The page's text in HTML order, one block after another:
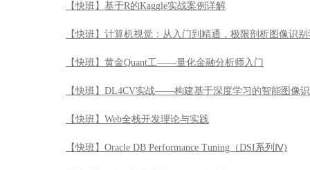
【快班】基于R的Kaggle实战案例详解
【快班】计算机视觉：从入门到精通，极限剖析图像识
【快班】黄金Quant工——量化金融分析师入门
【快班】DL4CV实战——构建基于深度学习的智能图像
【快班】Web全栈开发理论与实践
【快班】Oracle DB Performance Tuning（DSI系列Ⅳ)